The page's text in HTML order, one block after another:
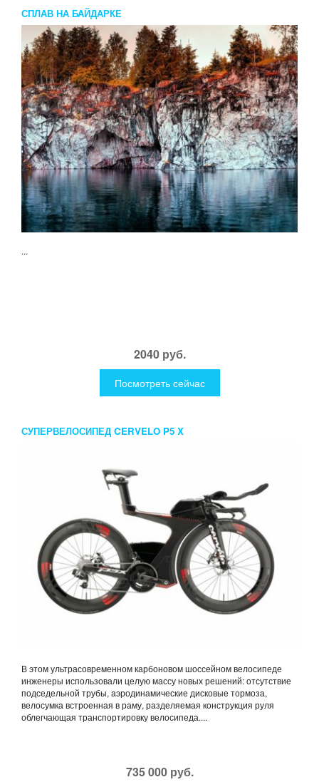
СПЛАВ НА БАЙДАРКЕ
...
2040 руб.
Посмотреть сейчас
СУПЕРВЕЛОСИПЕД CERVELO P5 X
В этом ультрасовременном карбоновом шоссейном велосипеде
инженеры использовали целую массу новых решений: отсутствие
подседельной трубы, аэродинамические дисковые тормоза,
велосумка встроенная в раму, разделяемая конструкция руля
облегчающая транспортировку велосипеда....
735 000 руб.